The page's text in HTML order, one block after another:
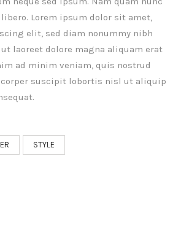
Lorem ipsum dolor sit amet,
elit, sed diam nonummy nibh
laoreet dolore magna aliquam erat
ad minim veniam, quis nostrud
suscipit lobortis nisl ut aliquip
STYLE